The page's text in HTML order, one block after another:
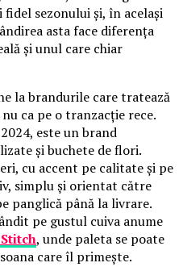
fidel sezonului și, în același
asta face diferența
și unul care chiar
la brandurile care tratează
ca pe o tranzacție rece.
este un brand
și buchete de flori.
cu accent pe calitate și pe
simplu și orientat către
panglică până la livrare.
pe gustul cuiva anume
, unde paleta se poate
care îl primește.